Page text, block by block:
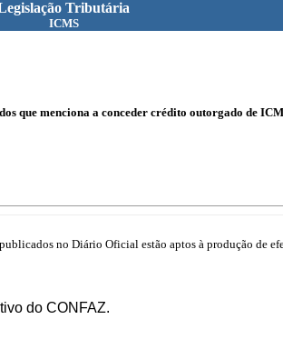
Tributária
ICMS
que menciona a conceder crédito outorgado de
no Diário Oficial estão aptos à produção de
do CONFAZ.